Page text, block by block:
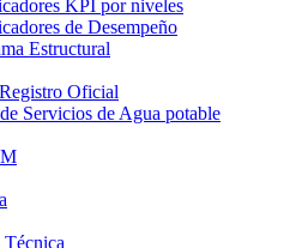
KPI por niveles
de Desempeño
Estructural
Oficial
Servicios de Agua potable
Técnica